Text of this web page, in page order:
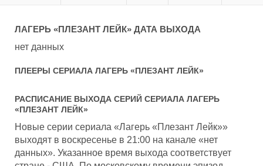
ЛАГЕРЬ «ПЛЕЗАНТ ЛЕЙК»ДАТА ВЫХОДА
нет данных
ПЛЕЕРЫ СЕРИАЛА ЛАГЕРЬ «ПЛЕЗАНТ ЛЕЙК»
РАСПИСАНИЕ ВЫХОДА СЕРИЙ СЕРИАЛА ЛАГЕРЬ
«ПЛЕЗАНТ ЛЕЙК»
Новые серии сериала «Лагерь «Плезант Лейк»»
выходят в воскресенье в 21:00 на канале «нет
данных». Указанное время выхода соответствует